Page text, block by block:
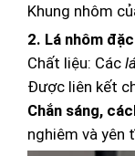
Khung nhôm
2. Lá nhôm
Chất liệu: Các
Được liên kết
Chắn sáng,
nghiêm và yên